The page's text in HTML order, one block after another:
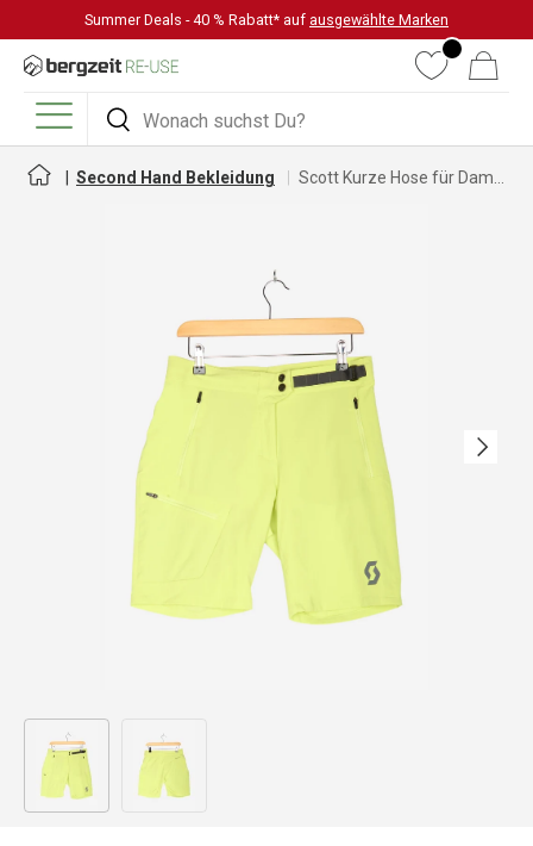
DIREKT ZUM INHALT
Summer Deals - 40 % Rabatt* auf ausgewählte Marken
Suchen
Suchen
WunschlisteWarenkorb
Menü
Second Hand Bekleidung
Nächste
Bild 1 in Galerieansicht laden